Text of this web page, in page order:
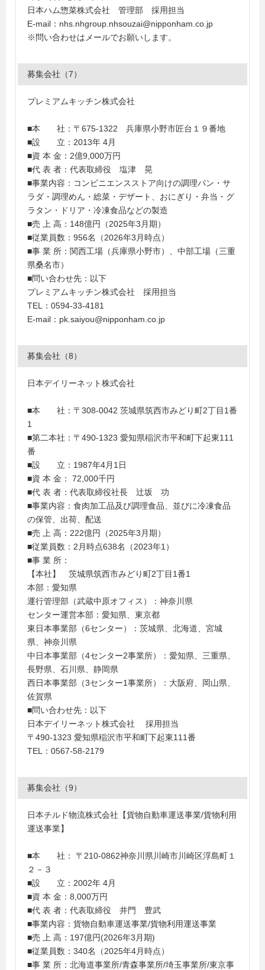
日本ハム惣菜株式会社 管理部 採用担当
E-mail：nhs.nhgroup.nhsouzai@nipponham.co.jp
※問い合わせはメールでお願いします。
募集会社（7）
プレミアムキッチン株式会社
■本 社：〒675-1322 兵庫県小野市匠台１９番地
■設 立：2013年 4月
■資 本 金：2億9,000万円
■代 表 者：代表取締役 塩津 晃
■事業内容：コンビニエンスストア向けの調理パン・サ
ラダ・調理めん・総菜・デザート、おにぎり・弁当・グ
ラタン・ドリア・冷凍食品などの製造
■売 上 高：148億円（2025年3月期）
■従業員数：956名（2026年3月時点）
■事 業 所：関西工場（兵庫県小野市）、中部工場（三重
県桑名市）
■問い合わせ先：以下
プレミアムキッチン株式会社 採用担当
TEL：0594-33-4181
E-mail：pk.saiyou@nipponham.co.jp
募集会社（8）
日本デイリーネット株式会社
■本 社：〒308-0042 茨城県筑西市みどり町2丁目1番
1
■第二本社：〒490-1323 愛知県稲沢市平和町下起東111
番
■設 立：1987年4月1日
■資 本 金： 72,000千円
■代 表 者：代表取締役社長 辻坂 功
■事業内容：食肉加工品及び調理食品、並びに冷凍食品
の保管、出荷、配送
■売 上 高：222億円（2025年3月期）
■従業員数：2月時点638名（2023年1）
■事 業 所：
【本社】 茨城県筑西市みどり町2丁目1番1
本部：愛知県
運行管理部（武蔵中原オフィス）：神奈川県
センター運営本部：愛知県、東京都
東日本事業部（6センター）：茨城県、北海道、宮城
県、神奈川県
中日本事業部（4センター2事業所）：愛知県、三重県、
長野県、石川県、静岡県
西日本事業部（3センター1事業所）：大阪府、岡山県、
佐賀県
■問い合わせ先：以下
日本デイリーネット株式会社 採用担当
〒490-1323 愛知県稲沢市平和町下起東111番
TEL：0567-58-2179
募集会社（9）
日本チルド物流株式会社【貨物自動車運送事業/貨物利用
運送事業】
■本 社： 〒210-0862神奈川県川崎市川崎区浮島町１
２－３
■設 立：2002年 4月
■資 本 金：8,000万円
■代 表 者：代表取締役 井門 豊武
■事業内容：貨物自動車運送事業/貨物利用運送事業
■売 上 高：197億円(2026年3月期)
■従業員数：340名（2025年4月時点）
■事 業 所：北海道事業所/青森事業所/埼玉事業所/東京事